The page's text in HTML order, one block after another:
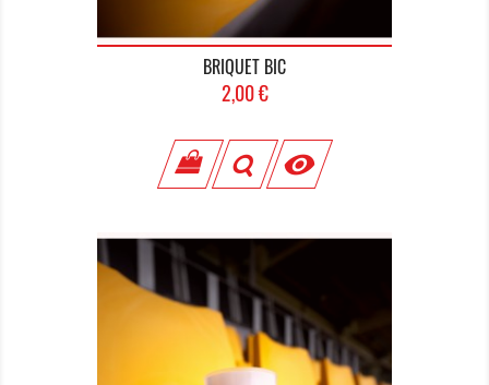
BRIQUET BIC
Prix
2,00 €
